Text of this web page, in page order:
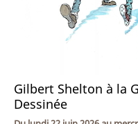
Gilbert Shelton à la
Dessinée